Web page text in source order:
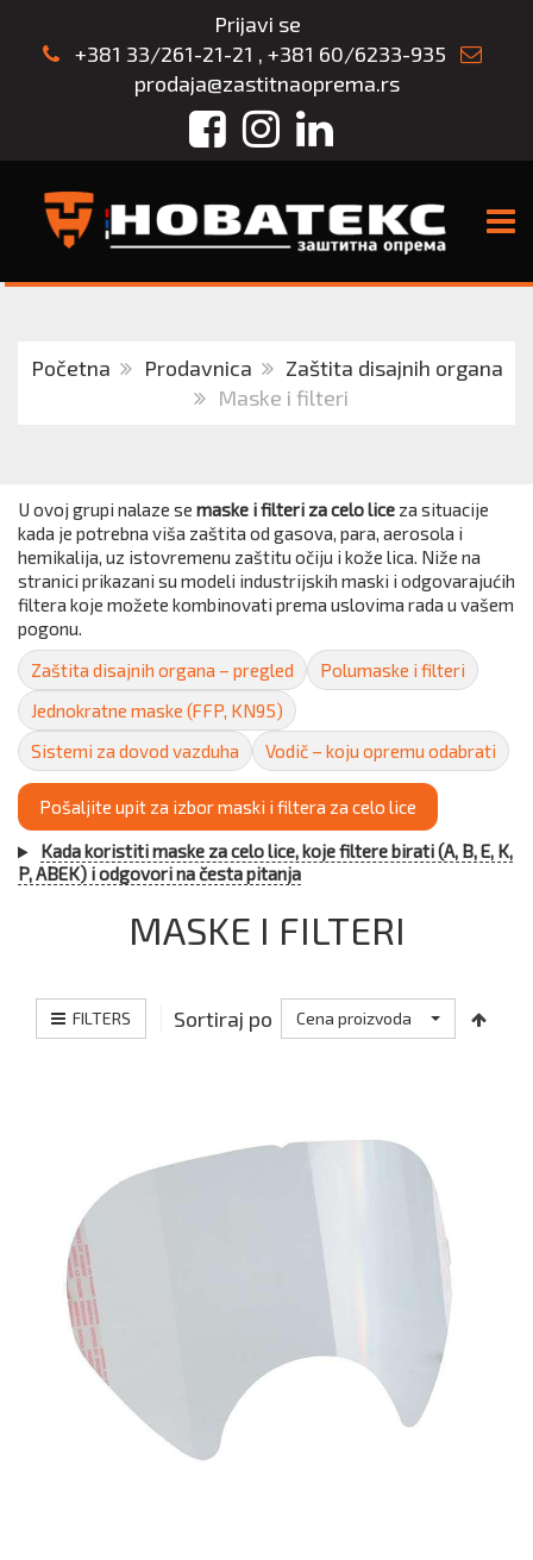
Prijavi se
+381 33/261-21-21 , +381 60/6233-935
prodaja@zastitnaoprema.rs
FacebookInstagram
LinkedIn
Početna Prodavnica
Zaštita disajnih organa
Maske i filteri
U ovoj grupi nalaze se maske i filteri za celo lice za situacije
kada je potrebna viša zaštita od gasova, para, aerosola i
hemikalija, uz istovremenu zaštitu očiju i kože lica. Niže na
stranici prikazani su modeli industrijskih maski i odgovarajućih
filtera koje možete kombinovati prema uslovima rada u vašem
pogonu.
Zaštita disajnih organa – pregled
Polumaske i filteri
Jednokratne maske (FFP, KN95)
Sistemi za dovod vazduha
Vodič – koju opremu odabrati
Pošaljite upit za izbor maski i filtera za celo lice
Kada koristiti maske za celo lice, koje filtere birati (A, B, E, K,
P, ABEK) i odgovori na česta pitanja
MASKE I FILTERI
FILTERS Sortiraj po Cena proizvoda